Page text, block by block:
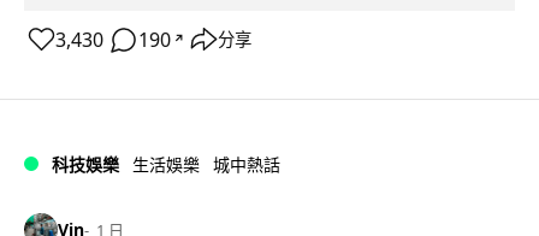
3,430 190 ↗ 分享
科技娛樂 生活娛樂 城中熱話
Vin 1 日